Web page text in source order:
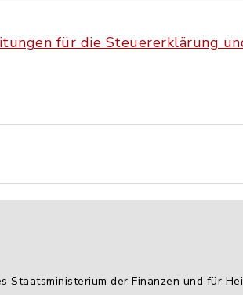
für die Steuererklärung
Staatsministerium der Finanzen und für